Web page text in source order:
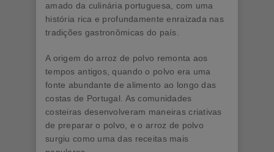
amado da culinária portuguesa, com uma
história rica e profundamente enraizada nas
tradições gastronômicas do país.
A origem do arroz de polvo remonta aos
tempos antigos, quando o polvo era uma
fonte abundante de alimento ao longo das
costas de Portugal. As comunidades
costeiras desenvolveram maneiras criativas
de preparar o polvo, e o arroz de polvo
surgiu como uma das receitas mais